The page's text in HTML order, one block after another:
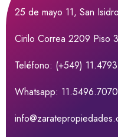
25 de mayo 11, San
Cirilo Correa 2209 Piso
Teléfono: (+549)
Whatsapp: 11.5496.7070